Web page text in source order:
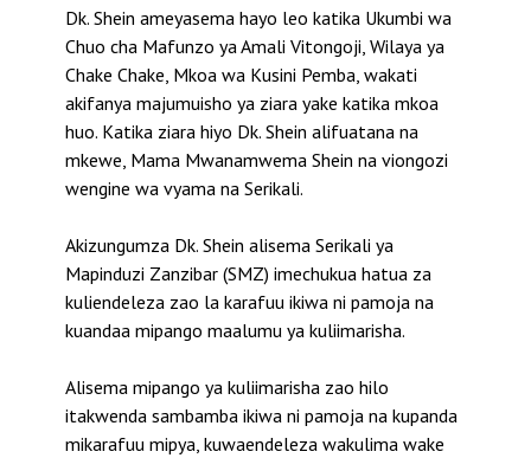
Dk. Shein ameyasema hayo leo katika Ukumbi wa
Chuo cha Mafunzo ya Amali Vitongoji, Wilaya ya
Chake Chake, Mkoa wa Kusini Pemba, wakati
akifanya majumuisho ya ziara yake katika mkoa
huo. Katika ziara hiyo Dk. Shein alifuatana na
mkewe, Mama Mwanamwema Shein na viongozi
wengine wa vyama na Serikali.
Akizungumza Dk. Shein alisema Serikali ya
Mapinduzi Zanzibar (SMZ) imechukua hatua za
kuliendeleza zao la karafuu ikiwa ni pamoja na
kuandaa mipango maalumu ya kuliimarisha.
Alisema mipango ya kuliimarisha zao hilo
itakwenda sambamba ikiwa ni pamoja na kupanda
mikarafuu mipya, kuwaendeleza wakulima wake